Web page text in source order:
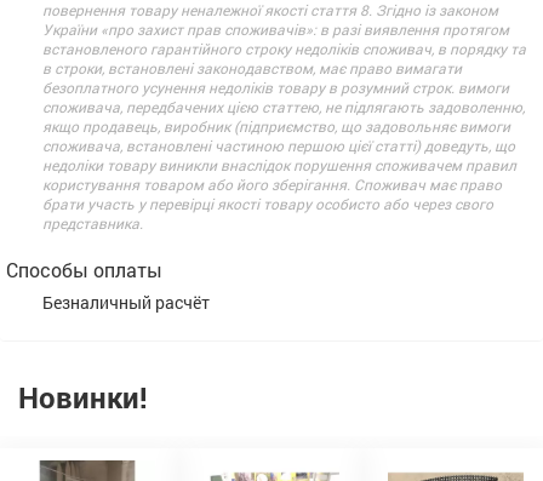
повернення товару неналежної якості стаття 8. Згідно із законом
України «про захист прав споживачів»: в разі виявлення протягом
встановленого гарантійного строку недоліків споживач, в порядку та
в строки, встановлені законодавством, має право вимагати
безоплатного усунення недоліків товару в розумний строк. вимоги
споживача, передбачених цією статтею, не підлягають задоволенню,
якщо продавець, виробник (підприємство, що задовольняє вимоги
споживача, встановлені частиною першою цієї статті) доведуть, що
недоліки товару виникли внаслідок порушення споживачем правил
користування товаром або його зберігання. Споживач має право
брати участь у перевірці якості товару особисто або через свого
представника.
Способы оплаты
Безналичный расчёт
Новинки!